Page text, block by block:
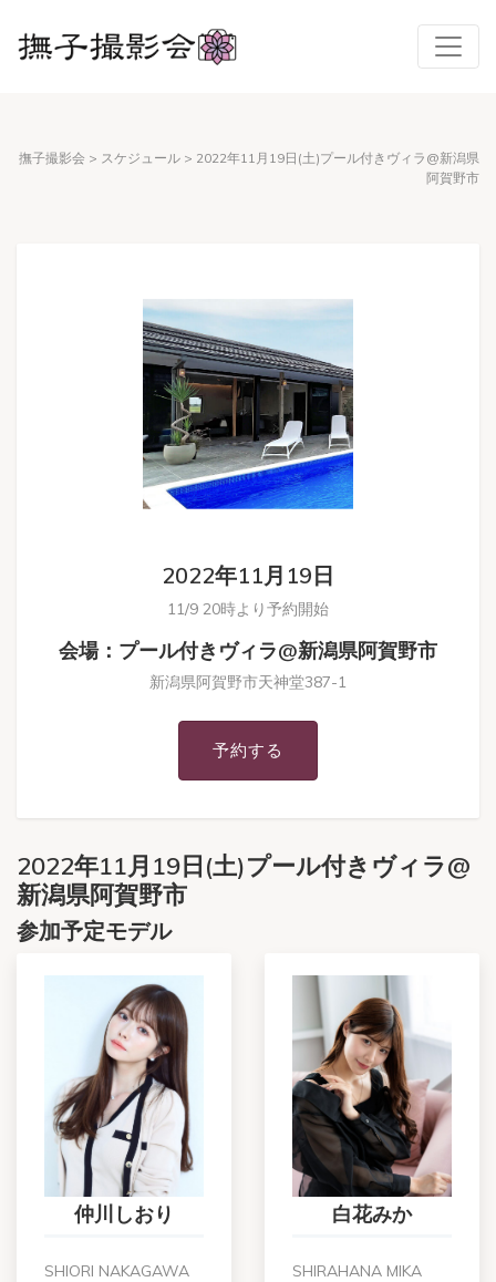
撫子撮影会 > スケジュール > 2022年11月19日(土)プール付きヴィラ@新潟県
阿賀野市
2022年11月19日
11/9 20時より予約開始
会場：プール付きヴィラ@新潟県阿賀野市
新潟県阿賀野市天神堂387-1
予約する
2022年11月19日(土)プール付きヴィラ@
新潟県阿賀野市
参加予定モデル
仲川しおり
SHIORI NAKAGAWA
白花みか
SHIRAHANA MIKA